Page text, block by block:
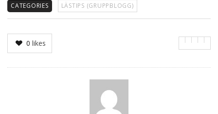
CATEGORIES LÄSTIPS (GRUPPBLOGG)
0 likes